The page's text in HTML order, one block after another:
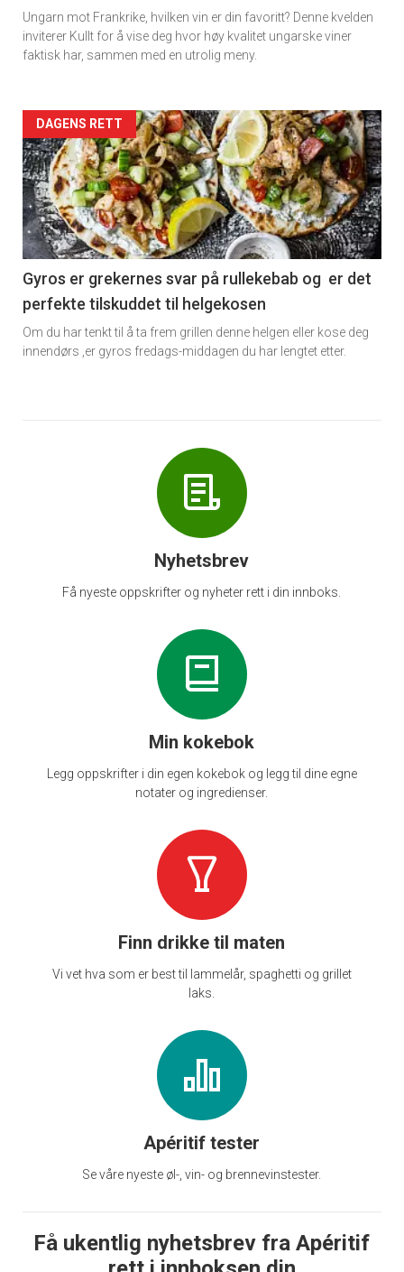
Ungarn mot Frankrike, hvilken vin er din favoritt? Denne kvelden
inviterer Kullt for å vise deg hvor høy kvalitet ungarske viner
faktisk har, sammen med en utrolig meny.
Forsiden
akkurat
nå
-
6
DAGENS RETT
Gyros er grekernes svar på rullekebab og er det
perfekte tilskuddet til helgekosen
Om du har tenkt til å ta frem grillen denne helgen eller kose deg
innendørs ,er gyros fredags-middagen du har lengtet etter.
Nyhetsbrev
Få nyeste oppskrifter og nyheter rett i din innboks.
Min kokebok
Legg oppskrifter i din egen kokebok og legg til dine egne
notater og ingredienser.
Finn drikke til maten
Vi vet hva som er best til lammelår, spaghetti og grillet
laks.
Apéritif tester
Se våre nyeste øl-, vin- og brennevinstester.
Få ukentlig nyhetsbrev fra Apéritif